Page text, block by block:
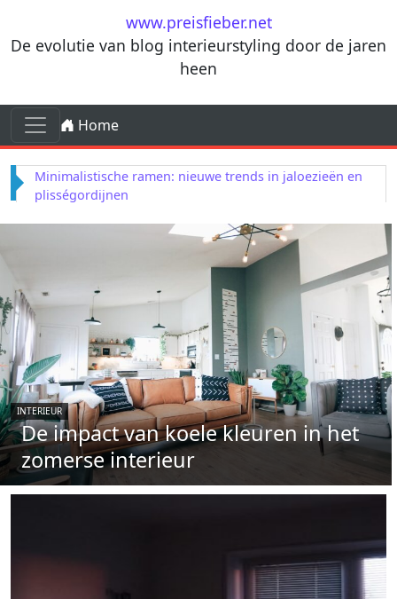
Ga naar de inhoudwww.preisfieber.net
De evolutie van blog interieurstyling door de jaren
heen
Ga naar de inhoud
Hoofdnavigatie
Home
Koelere zomeravonden: ultieme gids voor
buitenhaarden
INTERIEUR
De impact van koele kleuren in het
zomerse interieur